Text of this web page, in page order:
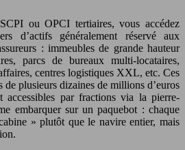
ou OPCI tertiaires, vous accédez
d’actifs généralement réservé aux
: immeubles de grande hauteur
parcs de bureaux multi-locataires,
centres logistiques XXL, etc. Ces
de plusieurs dizaines de millions d’euros
accessibles par fractions via la pierre-
embarquer sur un paquebot : chaque
» plutôt que le navire entier, mais